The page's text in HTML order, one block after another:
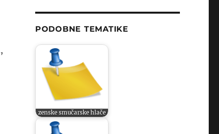
PODOBNE TEMATIKE
zenske smučarske hlače